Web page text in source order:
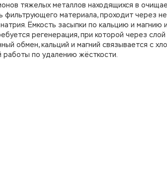
тяжелых металлов находящихся в
фильтрующего материала, проходит через
Ёмкость засыпки по кальцию и магнию
регенерация, при которой через
обмен, кальций и магний связывается с
по удалению жёсткости.